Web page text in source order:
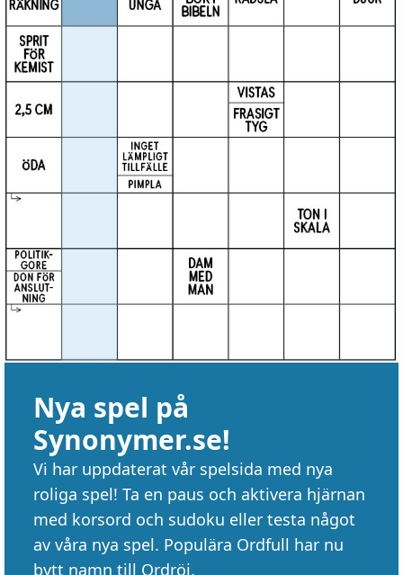
Nya spel på
Synonymer.se!
Vi har uppdaterat vår spelsida med nya
roliga spel! Ta en paus och aktivera hjärnan
med korsord och sudoku eller testa något
av våra nya spel. Populära Ordfull har nu
bytt namn till Ordröj.